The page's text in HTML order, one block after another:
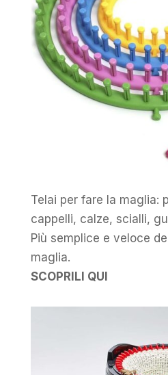
Telai per fare la maglia:
cappelli, calze, scialli,
Più semplice e veloce
maglia.
SCOPRILI QUI